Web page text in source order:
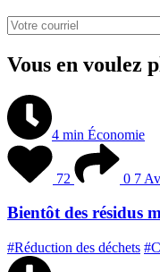
Vous en voulez
4 min Économie
72 0 7
Bientôt des résidus
#Réduction des déchets